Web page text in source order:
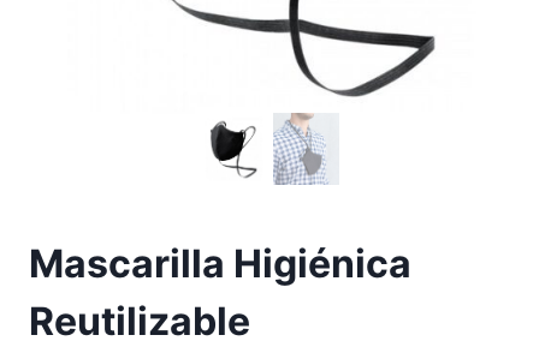
Mascarilla Higiénica
Reutilizable